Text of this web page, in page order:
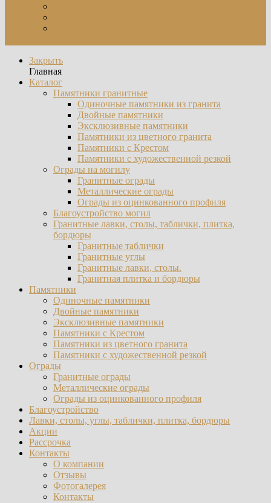
Закрыть
Главная
Каталог
Памятники гранитные
Одиночные памятники из гранита
Двойные памятники
Эксклюзивные памятники
Памятники из цветного гранита
Памятники с Крестом
Памятники с художественной резкой
Ограды на могилу
Гранитные ограды
Металлические ограды
Ограды из оцинкованного профиля
Благоустройство могил
Гранитные лавки, столы, таблички, плитка,
бордюры
Гранитные таблички
Гранитные углы
Гранитные лавки, столы.
Гранитная плитка и бордюры
Памятники
Одиночные памятники
Двойные памятники
Эксклюзивные памятники
Памятники с Крестом
Памятники из цветного гранита
Памятники с художественной резкой
Ограды
Гранитные ограды
Металлические ограды
Ограды из оцинкованного профиля
Благоустройство
Лавки, столы, углы, таблички, плитка, бордюры
Акции
Рассрочка
Контакты
О компании
Отзывы
Фотогалерея
Контакты